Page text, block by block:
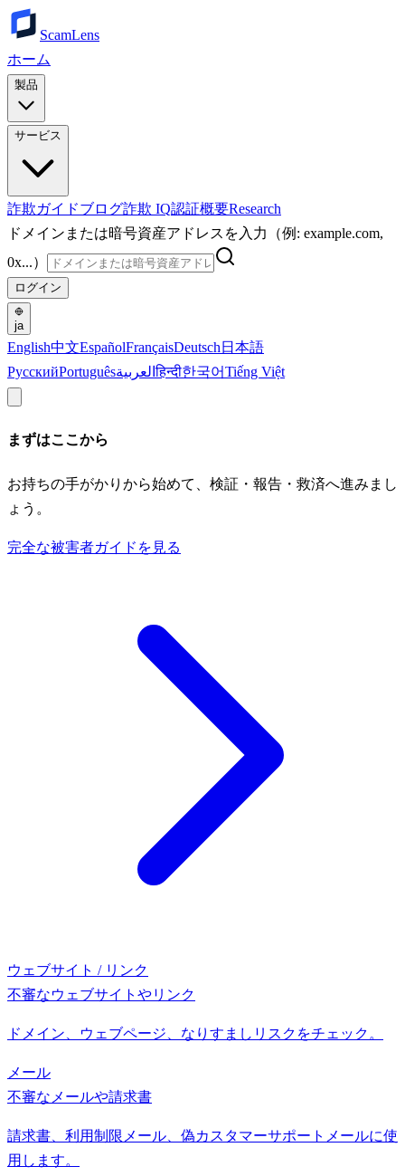
ScamLens
ホーム
製品
サービス
詐欺ガイドブログ詐欺 IQ認証概要Research
ドメインまたは暗号資産アドレスを入力（例: example.com,
0x...）
ログイン
ja
English中文EspañolFrançaisDeutsch 日本語
РусскийPortuguêsالعربيةहिन्दी한국어Tiếng Việt
まずはここから
お持ちの手がかりから始めて、検証・報告・救済へ進みまし
ょう。
完全な被害者ガイドを見る
ウェブサイト / リンク
不審なウェブサイトやリンク
ドメイン、ウェブページ、なりすましリスクをチェック。
メール
不審なメールや請求書
請求書、利用制限メール、偽カスタマーサポートメールに使
用します。